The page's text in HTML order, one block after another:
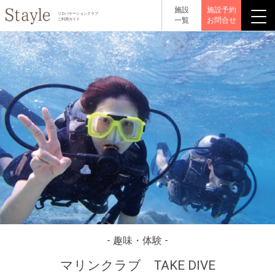
リロバケーションクラブ
ご利用ガイド
施設
一覧
施設予約
お問合せ
- 趣味・体験 -
マリンクラブ TAKE DIVE